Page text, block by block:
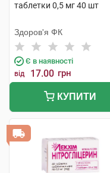
таблетки 0,5 мг 40 шт
Здоров'я ФК
Є в наявності
від 17.00 грн
КУПИТИ